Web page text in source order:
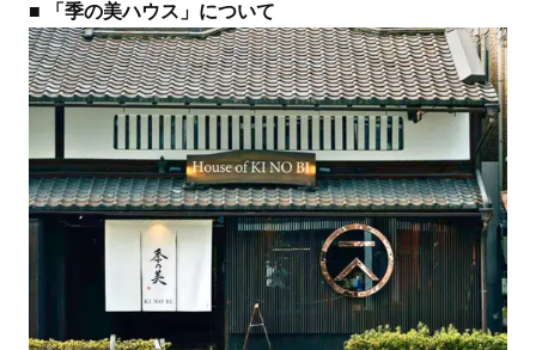
■ 「季の美ハウス」について